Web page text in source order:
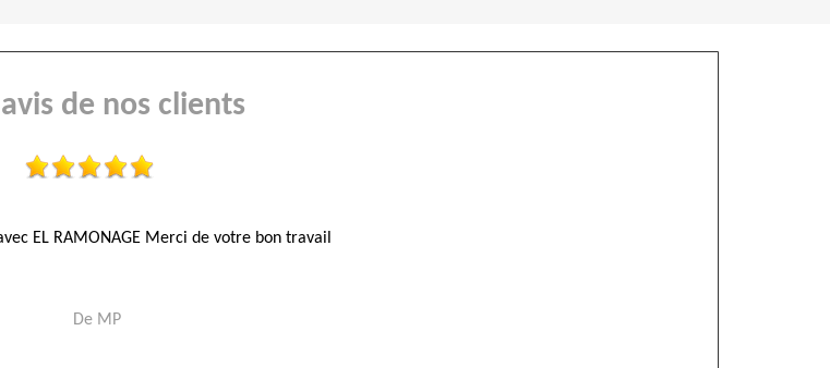
de nos clients
EL RAMONAGE Merci de votre bon travail
De MP